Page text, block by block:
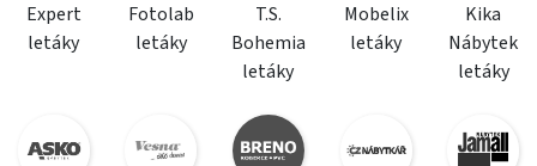
Expert
letáky
Fotolab
letáky
T.S.
Bohemia
letáky
Mobelix
letáky
Kika
Nábytek
letáky